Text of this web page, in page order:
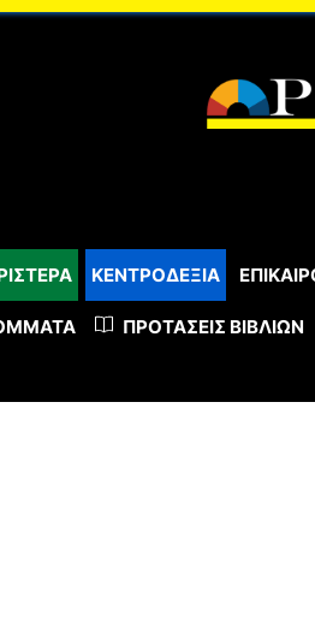
ΚΕΝΤΡΟΔΕΞΙΑ
ΠΡΟΤΆΣΕΙΣ ΒΙΒΛΊΩΝ